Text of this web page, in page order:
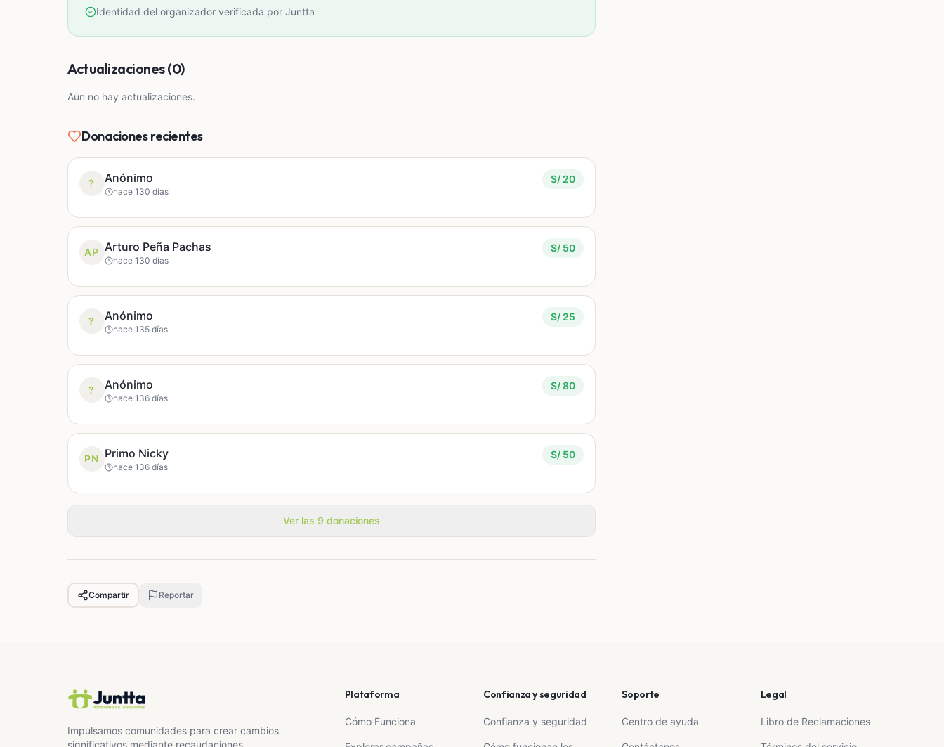
Identidad del organizador verificada por Juntta
Actualizaciones (0)
Aún no hay actualizaciones.
Donaciones recientes
? Anónimo
hace 130 días
S/ 20
AP Arturo Peña Pachas
hace 130 días
S/ 50
? Anónimo
hace 135 días
S/ 25
? Anónimo
hace 136 días
S/ 80
PN Primo Nicky
hace 136 días
S/ 50
Ver las 9 donaciones
Compartir Reportar
Impulsamos comunidades para crear cambios
Plataforma
Cómo Funciona
Confianza y seguridad
Confianza y seguridad
Soporte
Centro de ayuda
Legal
Libro de Reclamaciones